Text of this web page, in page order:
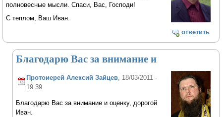
полновесные мысли. Спаси, Вас, Господи!
С теплом, Ваш Иван.
ответить
Благодарю Вас за внимание и
Протоиерей Алексий Зайцев , 18/03/2011 -
19:39
Благодарю Вас за внимание и оценку, дорогой
Иван.